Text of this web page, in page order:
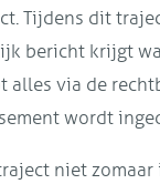
Tijdens dit
bericht krijgt
via de
wordt
niet